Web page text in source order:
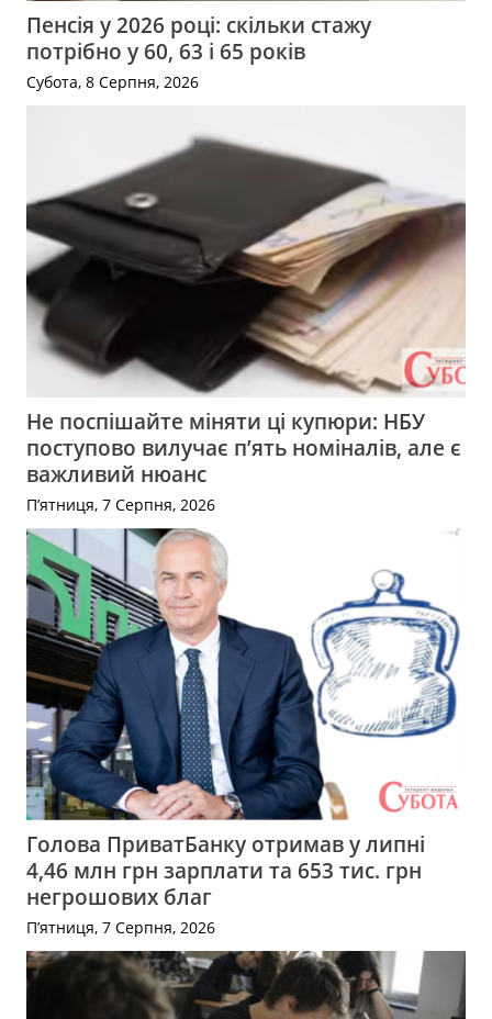
Пенсія у 2026 році: скільки стажу
потрібно у 60, 63 і 65 років
Субота, 8 Серпня, 2026
Не поспішайте міняти ці купюри: НБУ
поступово вилучає п’ять номіналів, але є
важливий нюанс
П’ятниця, 7 Серпня, 2026
Голова ПриватБанку отримав у липні
4,46 млн грн зарплати та 653 тис. грн
негрошових благ
П’ятниця, 7 Серпня, 2026